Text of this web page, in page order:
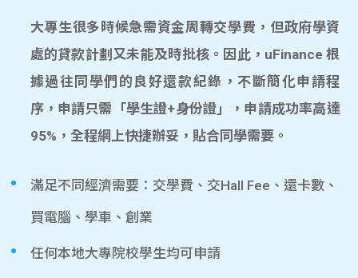
大專生很多時候急需資金周轉交學費，但政府學資
處的貸款計劃又未能及時批核。因此，uFinance 根
據過往同學們的良好還款紀錄，不斷簡化申請程
序，申請只需「學生證+身份證」，申請成功率高達
95%，全程網上快捷辦妥，貼合同學需要。
滿足不同經濟需要：交學費、交Hall Fee、還卡數、
買電腦、學車、創業
任何本地大專院校學生均可申請